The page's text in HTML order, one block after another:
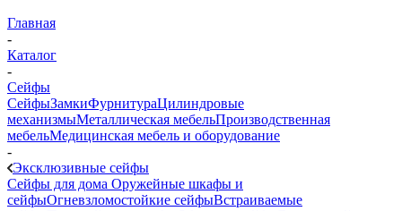
Главная
-
Каталог
-
Сейфы
СейфыЗамкиФурнитураЦилиндровые
механизмыМеталлическая мебельПроизводственная
мебельМедицинская мебель и оборудование
-
Эксклюзивные сейфы
Сейфы для дома Оружейные шкафы и
сейфыОгневзломостойкие сейфыВстраиваемые